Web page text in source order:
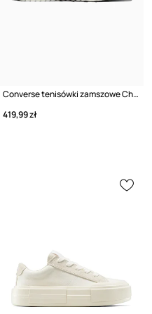
Converse tenisówki zamszowe Chuck Taylor Lo
419,99 zł